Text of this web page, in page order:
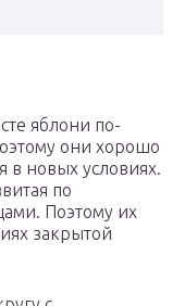
яблони по-
они хорошо
в новых условиях.
по
Поэтому их
закрытой